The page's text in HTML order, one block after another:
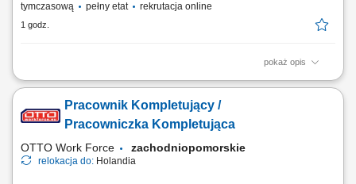
tymczasową
pełny etat rekrutacja online
1 godz.
pokaż opis
Twoje codzienne zadania Przygotowujesz zamówienia hurtowe dla
skanera ręcznego lub systemu voice pickingu; Podnosić i przenosić
paczki o różnej wadze; Zabezpieczać palety i przygotowywać je do
Pracownik Kompletujący /
Pracowniczka Kompletująca
OTTO Work Force zachodniopomorskie
relokacja do: Holandia